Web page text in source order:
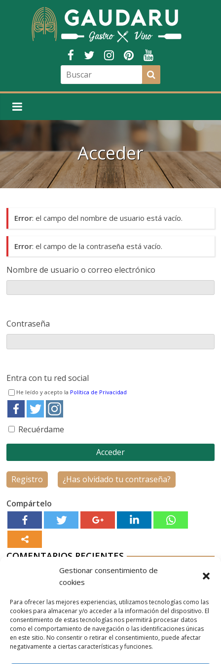
Gestionar consentimiento de
cookies
Para ofrecer las mejores experiencias, utilizamos tecnologías como las
cookies para almacenar y/o acceder a la información del dispositivo. El
consentimiento de estas tecnologías nos permitirá procesar datos
como el comportamiento de navegación o las identificaciones únicas
en este sitio. No consentir o retirar el consentimiento, puede afectar
negativamente a ciertas características y funciones.
Acceder
Error: el campo del nombre de usuario está vacío.
Error: el campo de la contraseña está vacío.
Nombre de usuario o correo electrónico
Contraseña
Entra con tu red social
He leído y acepto la Política de Privacidad
Recuérdame
Registro ¿Has olvidado tu contraseña?
Compártelo
COMENTARIOS RECIENTES
Nordés Vermouth Rojo
Aurelio G-MenNordés Vermouth Rojo
AitorenNordés Vermouth Rojo
Aurelio G-M en Nordés Vermouth Rojo